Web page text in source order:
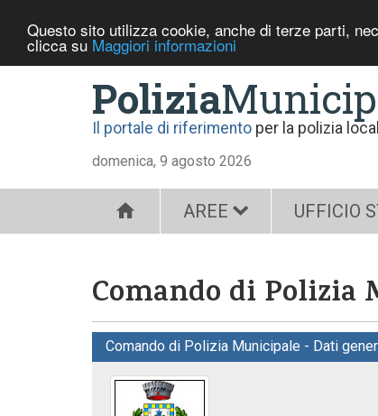
Questo sito utilizza cookie, anche di terze parti,
clicca su Maggiori informazioni
Polizia
Il portale di riferimento per la polizia
domenica, 9 agosto 2026
AREE UFFICIO
Comando di Polizia
Comando di Polizia Municipale - Dati